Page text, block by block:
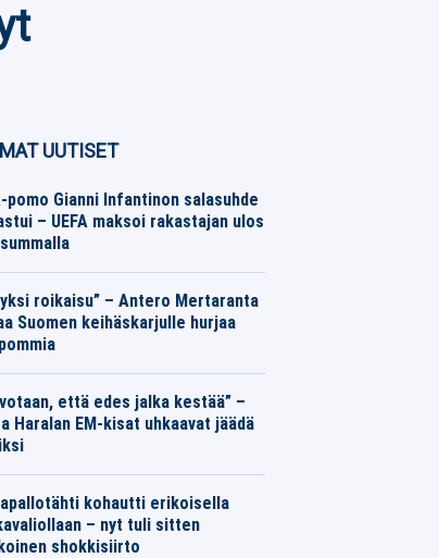
UUTISET
pomo Gianni Infantinon salasuhde
– UEFA maksoi rakastajan ulos
yksi roikaisu” – Antero Mertaranta
Suomen keihäskarjulle hurjaa
että edes jalka kestää” –
Haralan EM-kisat uhkaavat jäädä
kohautti erikoisella
– nyt tuli sitten
shokkisiirto